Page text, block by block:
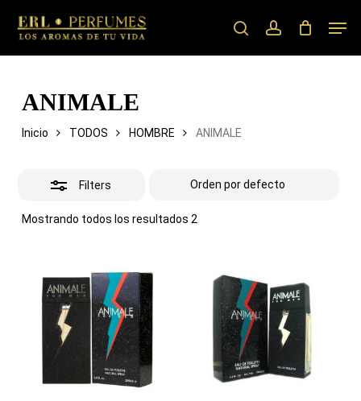
main
searchaccount
ANIMALE
Inicio TODOS HOMBRE ANIMALE
Filters
Mostrando todos los resultados 2
Close
Filters